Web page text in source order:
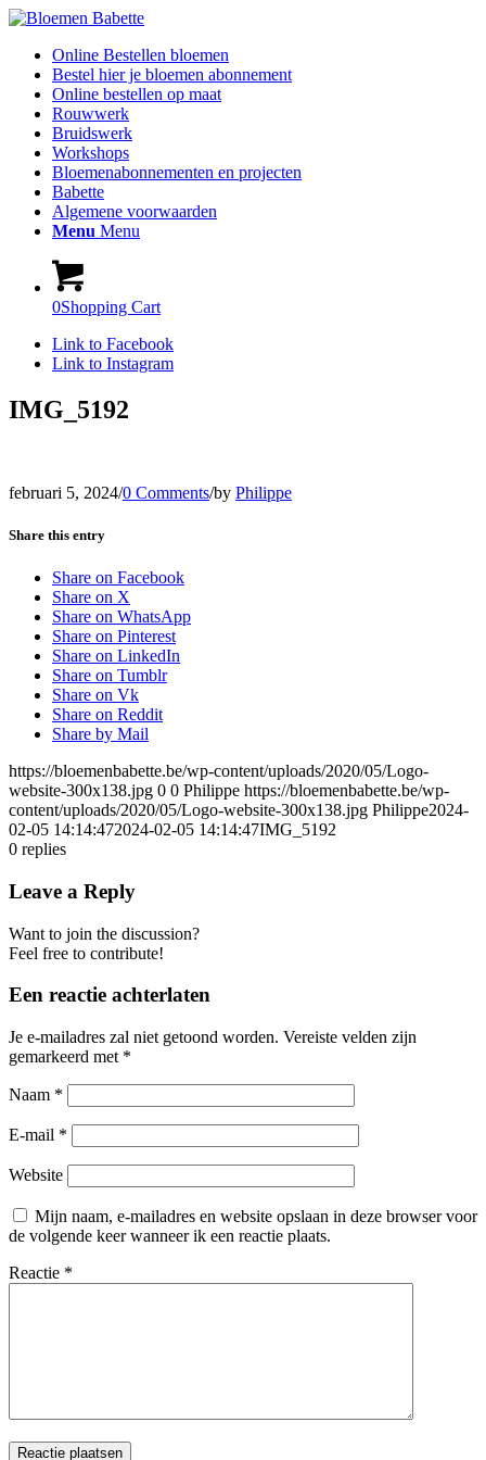
Online Bestellen bloemen
Bestel hier je bloemen abonnement
Online bestellen op maat
Rouwwerk
Bruidswerk
Workshops
Bloemenabonnementen en projecten
Babette
Algemene voorwaarden
Menu Menu
0Shopping Cart
Link to Facebook
Link to Instagram
IMG_5192
februari 5, 2024/0 Comments/by Philippe
Share this entry
Share on Facebook
Share on X
Share on WhatsApp
Share on Pinterest
Share on LinkedIn
Share on Tumblr
Share on Vk
Share on Reddit
Share by Mail
https://bloemenbabette.be/wp-content/uploads/2020/05/Logo-
website-300x138.jpg 0 0 Philippe https://bloemenbabette.be/wp-
content/uploads/2020/05/Logo-website-300x138.jpg Philippe2024-
02-05 14:14:472024-02-05 14:14:47IMG_5192
0 replies
Leave a Reply
Want to join the discussion?
Feel free to contribute!
Een reactie achterlaten
Je e-mailadres zal niet getoond worden. Vereiste velden zijn
gemarkeerd met *
Naam *
E-mail *
Website
Mijn naam, e-mailadres en website opslaan in deze browser voor
de volgende keer wanneer ik een reactie plaats.
Reactie *